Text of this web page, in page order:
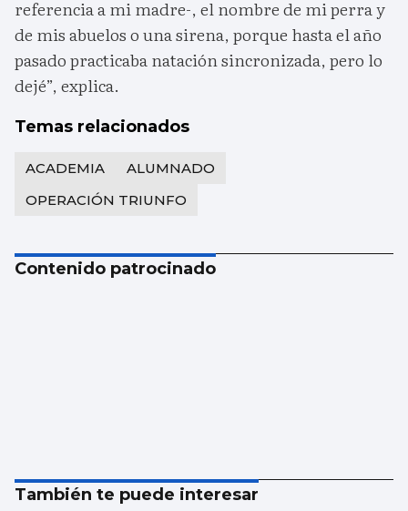
referencia a mi madre-, el nombre de mi perra y
de mis abuelos o una sirena, porque hasta el año
pasado practicaba natación sincronizada, pero lo
dejé”, explica.
Temas relacionados
ACADEMIA
ALUMNADO
OPERACIÓN TRIUNFO
Contenido patrocinado
También te puede interesar